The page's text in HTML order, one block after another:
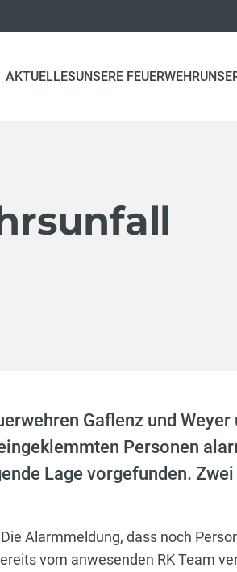
AKTUELLESUNSERE FEUERWEHR
Gaflenz und
Personen
Lage vorgefunden.
Alarmmeldung, dass noch
vom anwesenden RK Team